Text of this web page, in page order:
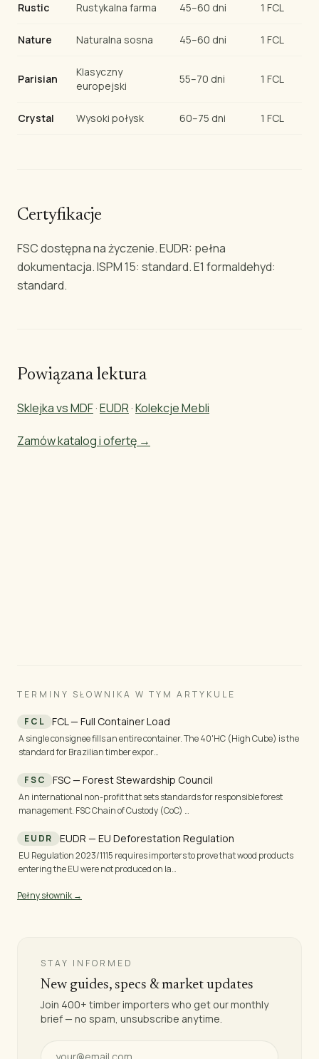
Rustic Rustykalna farma 45–60 dni 1 FCL
Nature Naturalna sosna 45–60 dni 1 FCL
Parisian
Klasyczny
europejski
55–70 dni 1 FCL
Crystal Wysoki połysk 60–75 dni 1 FCL
Certyfikacje
FSC dostępna na życzenie. EUDR: pełna
dokumentacja. ISPM 15: standard. E1 formaldehyd:
standard.
Powiązana lektura
Sklejka vs MDF·EUDR ·Kolekcje Mebli
Zamów katalog i ofertę →
TERMINY SŁOWNIKA W TYM ARTYKULE
FCL FCL — Full Container Load
A single consignee fills an entire container. The 40'HC (High Cube) is the
standard for Brazilian timber expor…
FSC FSC — Forest Stewardship Council
An international non-profit that sets standards for responsible forest
management. FSC Chain of Custody (CoC) …
EUDR EUDR — EU Deforestation Regulation
EU Regulation 2023/1115 requires importers to prove that wood products
entering the EU were not produced on la…
Pełny słownik →
STAY INFORMED
New guides, specs & market updates
Join 400+ timber importers who get our monthly
brief — no spam, unsubscribe anytime.